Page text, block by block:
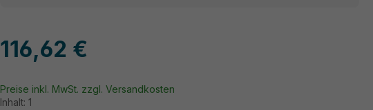
116,62 €
Inhalt: 1
Preise inkl. MwSt. zzgl. Versandkosten